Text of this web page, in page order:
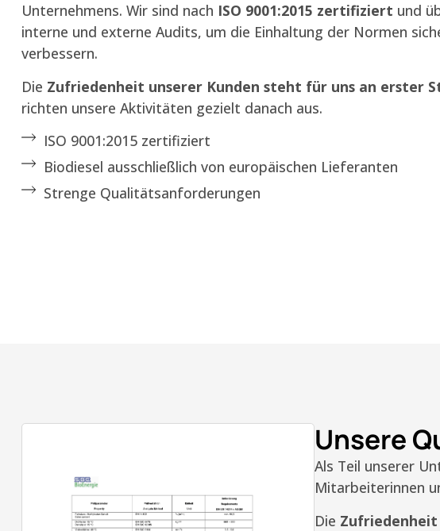
Unternehmens. Wir sind nach ISO 9001:2015 zertifiziert und
interne und externe Audits, um die Einhaltung der Normen
verbessern.
Die Zufriedenheit unserer Kunden steht für uns an erster
richten unsere Aktivitäten gezielt danach aus.
ISO 9001:2015 zertifiziert
Biodiesel ausschließlich von europäischen Lieferanten
Strenge Qualitätsanforderungen
Unsere
Als Teil unserer
Mitarbeiterinnen
Die